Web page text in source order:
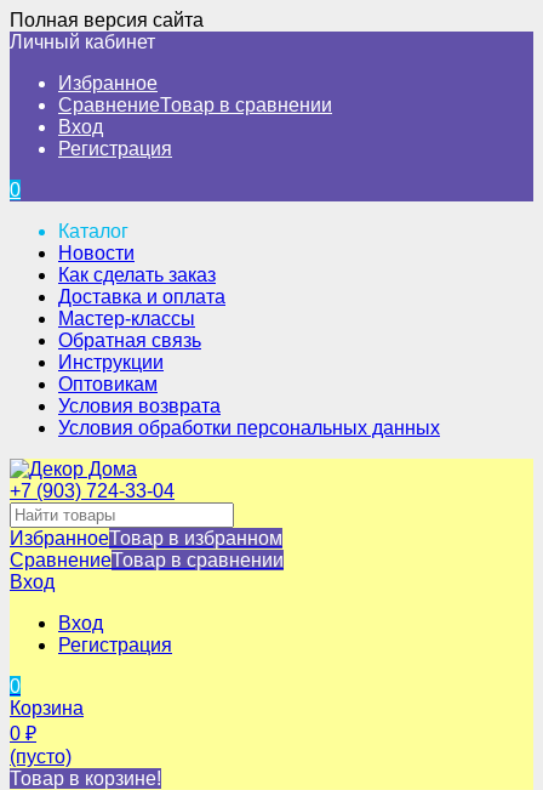
Полная версия сайта
Личный кабинет
Избранное
СравнениеТовар в сравнении
Вход
Регистрация
0
Каталог
Новости
Как сделать заказ
Доставка и оплата
Мастер-классы
Обратная связь
Инструкции
Оптовикам
Условия возврата
Условия обработки персональных данных
+7 (903) 724-33-04
ИзбранноеТовар в избранном
СравнениеТовар в сравнении
Вход
Вход
Регистрация
0
Корзина
0 ₽
(пусто)
Товар в корзине!